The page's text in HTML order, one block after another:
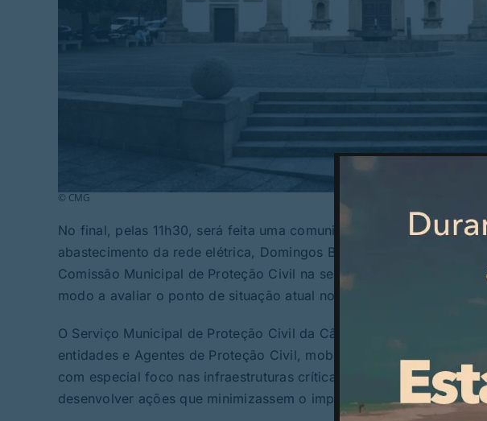
© CMG
No final, pelas 11h30, será feita uma comunicação à imprensa.
abastecimento da rede elétrica, Domingos Bragança, presidente da
Comissão Municipal de Proteção Civil na segunda-feira, no Centro
modo a avaliar o ponto de situação atual no concelho.
O Serviço Municipal de Proteção Civil da Câmara Municipal de
entidades e Agentes de Proteção Civil, mobilizou os meios
com especial foco nas infraestruturas críticas, como o setor da
desenvolver ações que minimizassem o impacto no funcionamento